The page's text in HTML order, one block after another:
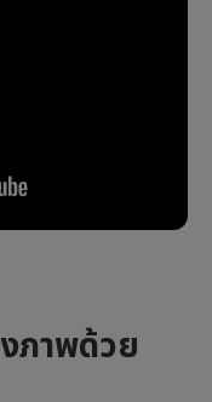
ภาพด้วย